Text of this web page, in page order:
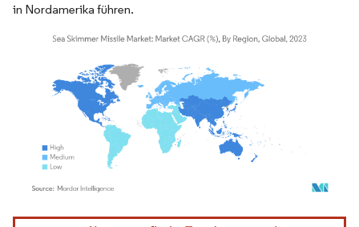
in Nordamerika führen.
Bild © Mordor Intelligence. Wiederverwendung erfordert Namensnennung gemäß